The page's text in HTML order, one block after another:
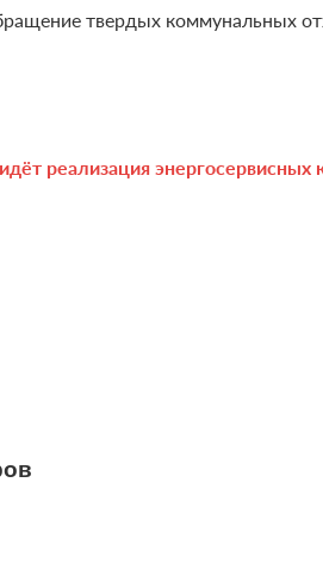
твердых коммунальных
реализация